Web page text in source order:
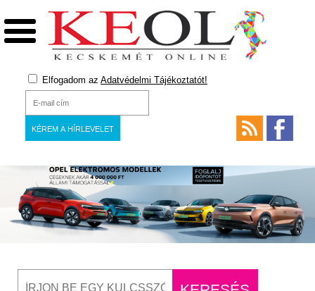
Elfogadom az Adatvédelmi Tájékoztatót!
Online
hírportál